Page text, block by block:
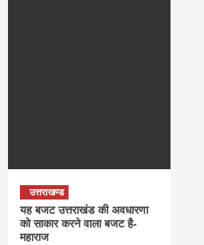
उत्तराखण्ड
यह बजट उत्तराखंड की अवधारणा
को साकार करने वाला बजट है-
महाराज